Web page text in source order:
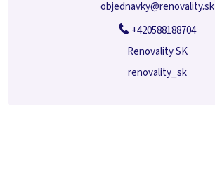
objednavky@renovality.sk
+420588188704
Renovality SK
renovality_sk